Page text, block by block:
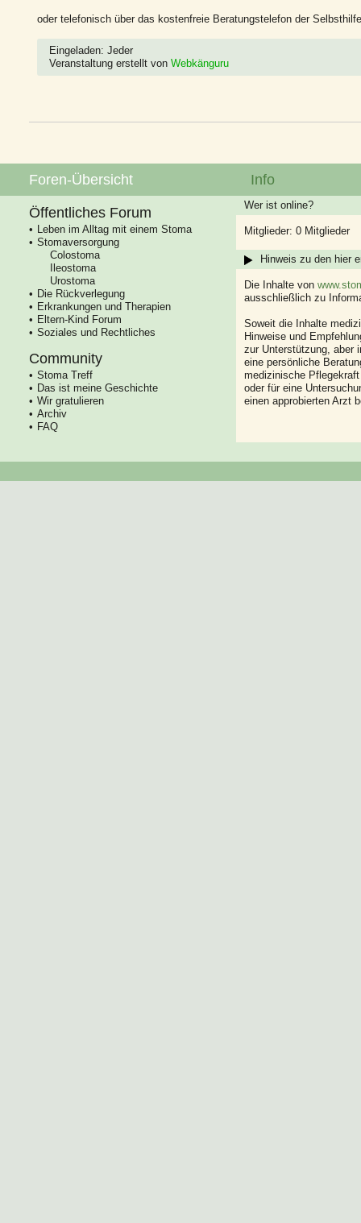
oder telefonisch über das kostenfreie Beratungstelefon der
Eingeladen: Jeder
Veranstaltung erstellt von Webkänguru
Foren-Übersicht
Öffentliches Forum
Leben im Alltag mit einem Stoma
Stomaversorgung
Colostoma
Ileostoma
Urostoma
Die Rückverlegung
Erkrankungen und Therapien
Eltern-Kind Forum
Soziales und Rechtliches
Community
Stoma Treff
Das ist meine Geschichte
Wir gratulieren
Archiv
FAQ
Info
Wer ist online?
Mitglieder: 0 Mitglieder
Hinweis zu den hier
Die Inhalte von
ausschließlich zu
Soweit die Inhalte
Hinweise und
zur Unterstützung, aber
eine persönliche
medizinische
oder für eine
einen approbierten Arzt